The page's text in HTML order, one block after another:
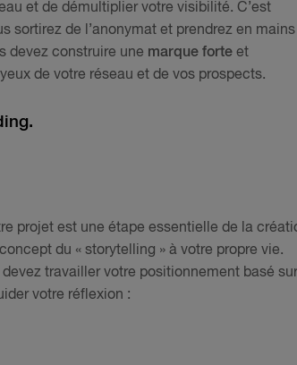
et de démultiplier votre visibilité. C’est
sortirez de l’anonymat et prendrez en mains
devez construire une marque forte et
de votre réseau et de vos prospects.
projet est une étape essentielle de la
du « storytelling » à votre propre vie.
travailler votre positionnement basé sur
votre réflexion :